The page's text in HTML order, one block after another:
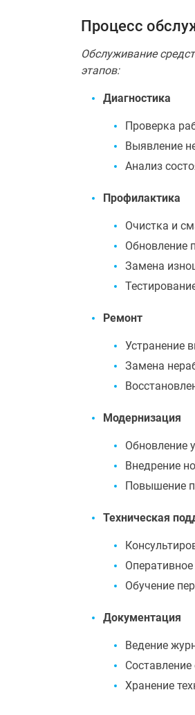
Процесс
Обслуживание
этапов:
Диагностика
Проверка
Выявление
Анализ
Профилактика
Очистка и
Обновление
Замена
Ремонт
Устранение
Замена
Модернизация
Обновление
Внедрение
Повышение
Техническая
Обучение
Документация
Ведение
Хранение